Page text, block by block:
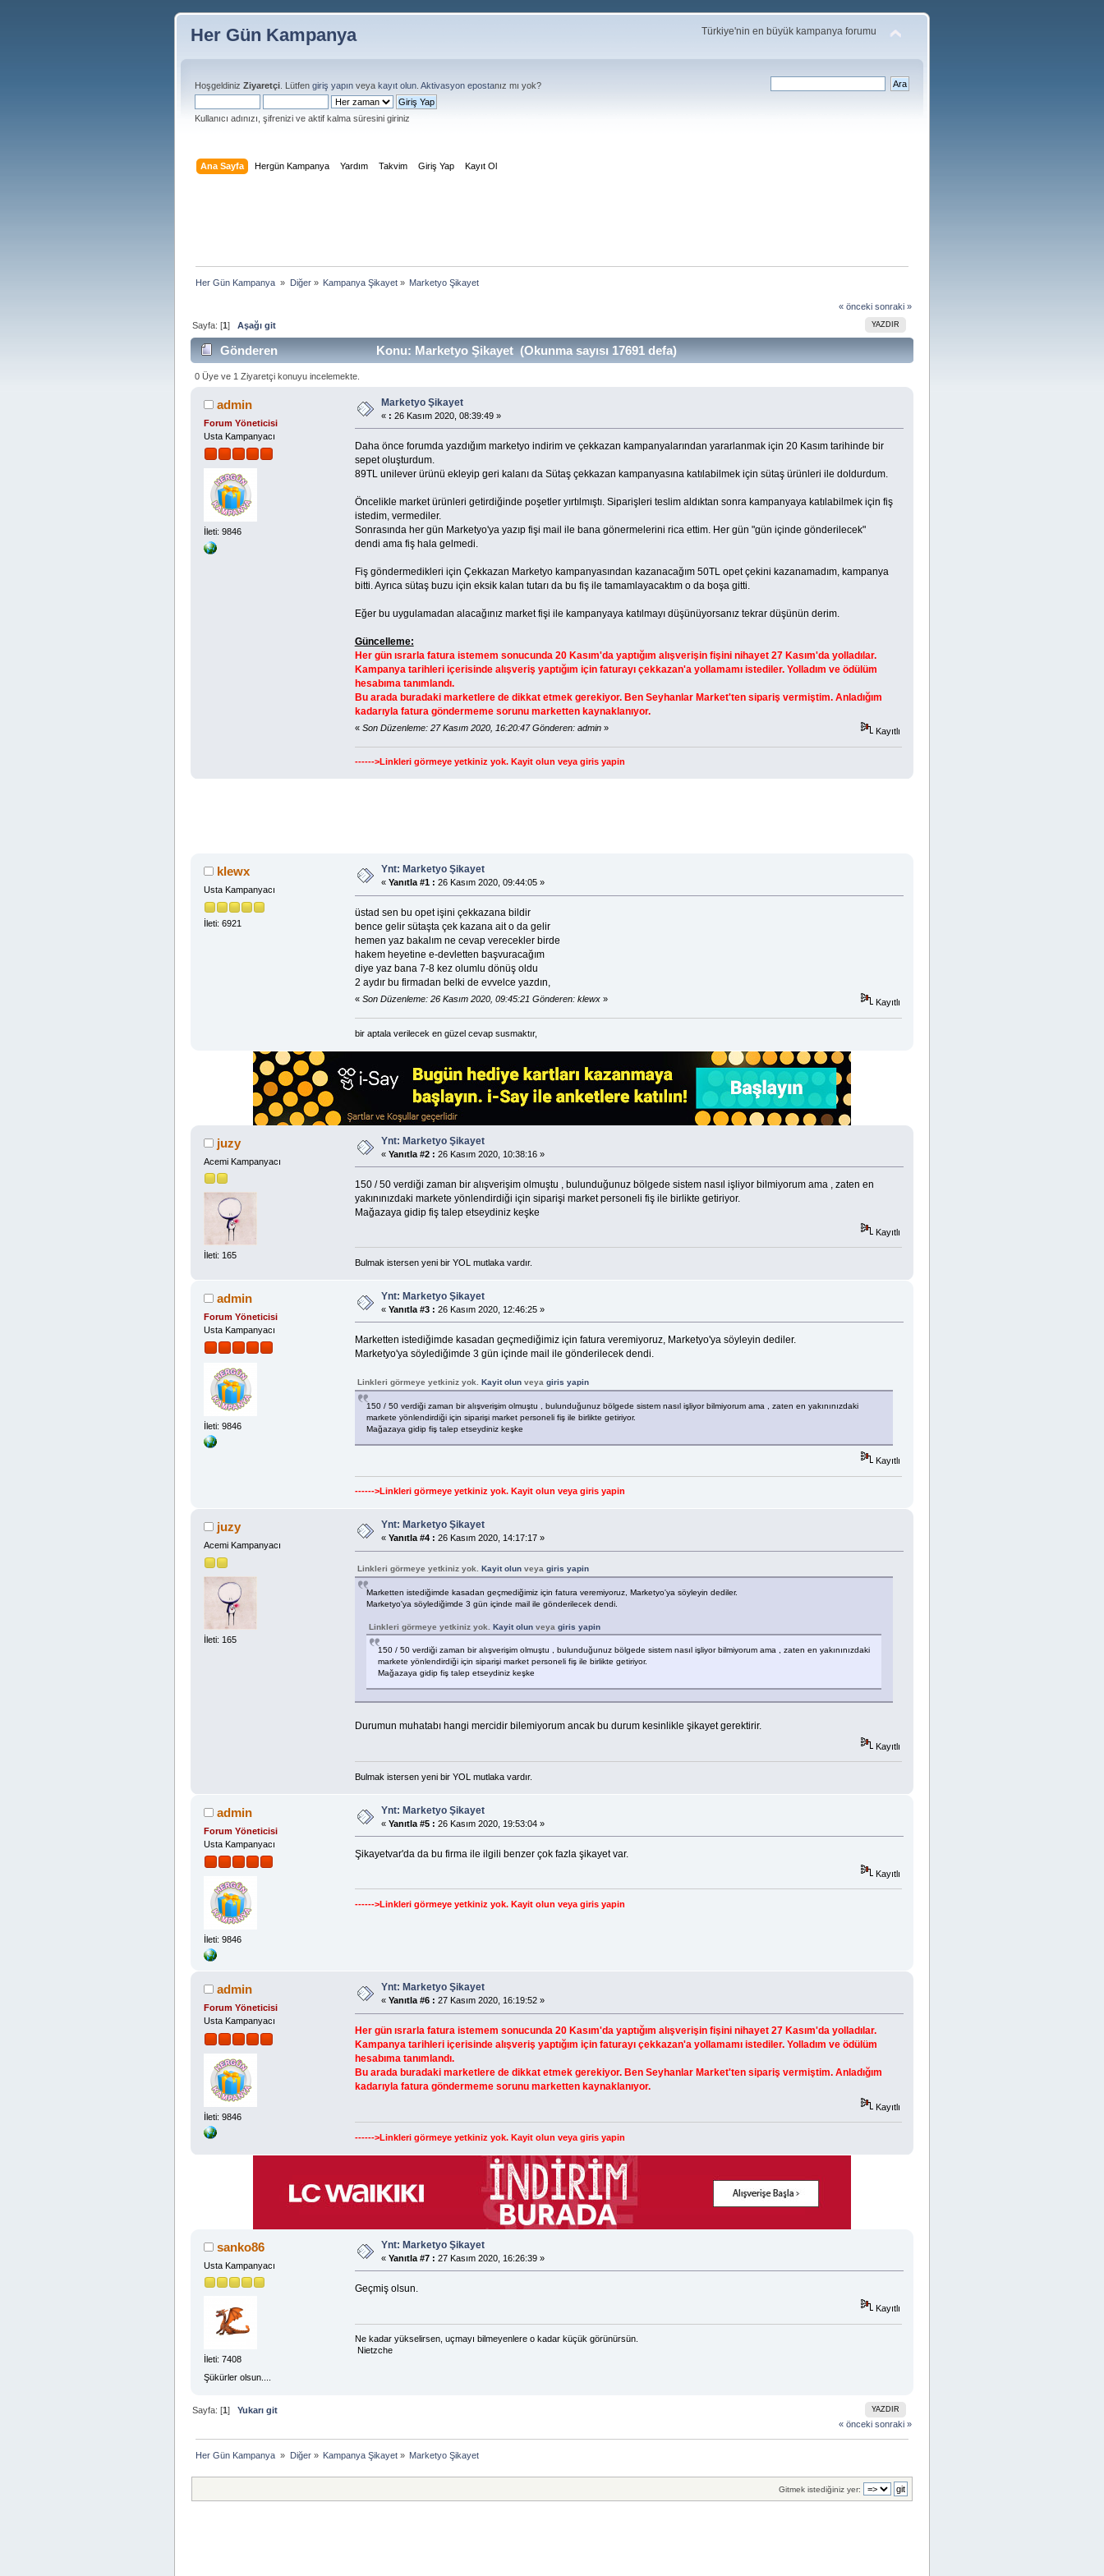
Her Gün Kampanya Türkiye'nin en büyük kampanya forumu
Hoşgeldiniz Ziyaretçi . Lütfen giriş yapın veya kayıt olun Aktivasyon epostanız mı yok?
Kullanıcı adınızı, şifrenizi ve aktif kalma süresini giriniz
Ana Sayfa Hergün Kampanya Yardım Takvim Giriş Yap Kayıt Ol
Her Gün Kampanya » Diğer» Kampanya Şikayet» Marketyo Şikayet
« önceki sonraki »
YAZDIR
Sayfa: [1]Aşağı git
Gönderen Konu: Marketyo Şikayet (Okunma sayısı 17691 defa)
0 Üye ve 1 Ziyaretçi konuyu incelemekte.
admin
Forum Yöneticisi
Usta Kampanyacı
İleti: 9846
Marketyo Şikayet
« : 26 Kasım 2020, 08:39:49 »
Daha önce forumda yazdığım marketyo indirim ve çekkazan kampanyalarından yararlanmak için 20 Kasım tarihinde bir
sepet oluşturdum.
89TL unilever ürünü ekleyip geri kalanı da Sütaş çekkazan kampanyasına katılabilmek için sütaş ürünleri ile doldurdum.
Öncelikle market ürünleri getirdiğinde poşetler yırtılmıştı. Siparişleri teslim aldıktan sonra kampanyaya katılabilmek için fiş
istedim, vermediler.
Sonrasında her gün Marketyo'ya yazıp fişi mail ile bana gönermelerini rica ettim. Her gün "gün içinde gönderilecek"
dendi ama fiş hala gelmedi.
Fiş göndermedikleri için Çekkazan Marketyo kampanyasından kazanacağım 50TL opet çekini kazanamadım, kampanya
bitti. Ayrıca sütaş buzu için eksik kalan tutarı da bu fiş ile tamamlayacaktım o da boşa gitti.
Eğer bu uygulamadan alacağınız market fişi ile kampanyaya katılmayı düşünüyorsanız tekrar düşünün derim.
Güncelleme:
Her gün ısrarla fatura istemem sonucunda 20 Kasım'da yaptığım alışverişin fişini nihayet 27 Kasım'da yolladılar.
Kampanya tarihleri içerisinde alışveriş yaptığım için faturayı çekkazan'a yollamamı istediler. Yolladım ve ödülüm
hesabıma tanımlandı.
Bu arada buradaki marketlere de dikkat etmek gerekiyor. Ben Seyhanlar Market'ten sipariş vermiştim. Anladığım
kadarıyla fatura göndermeme sorunu marketten kaynaklanıyor.
« Son Düzenleme: 27 Kasım 2020, 16:20:47 Gönderen: admin» Kayıtlı
------>Linkleri görmeye yetkiniz yok. Kayit olun veya giris yapin
klewx
Usta Kampanyacı
İleti: 6921
Ynt: Marketyo Şikayet
« Yanıtla #1 : 26 Kasım 2020, 09:44:05 »
üstad sen bu opet işini çekkazana bildir
bence gelir sütaşta çek kazana ait o da gelir
hemen yaz bakalım ne cevap verecekler birde
hakem heyetine e-devletten başvuracağım
diye yaz bana 7-8 kez olumlu dönüş oldu
2 aydır bu firmadan belki de evvelce yazdın,
« Son Düzenleme: 26 Kasım 2020, 09:45:21 Gönderen: klewx» Kayıtlı
bir aptala verilecek en güzel cevap susmaktır,
juzy
Acemi Kampanyacı
İleti: 165
Ynt: Marketyo Şikayet
« Yanıtla #2 : 26 Kasım 2020, 10:38:16 »
150 / 50 verdiği zaman bir alışverişim olmuştu , bulunduğunuz bölgede sistem nasıl işliyor bilmiyorum ama , zaten en
yakınınızdaki markete yönlendirdiği için siparişi market personeli fiş ile birlikte getiriyor.
Mağazaya gidip fiş talep etseydiniz keşke
Kayıtlı
Bulmak istersen yeni bir YOL mutlaka vardır.
admin
Forum Yöneticisi
Usta Kampanyacı
İleti: 9846
Ynt: Marketyo Şikayet
« Yanıtla #3 : 26 Kasım 2020, 12:46:25 »
Marketten istediğimde kasadan geçmediğimiz için fatura veremiyoruz, Marketyo'ya söyleyin dediler.
Marketyo'ya söylediğimde 3 gün içinde mail ile gönderilecek dendi.
Linkleri görmeye yetkiniz yok. Kayit olunveya giris yapin
150 / 50 verdiği zaman bir alışverişim olmuştu , bulunduğunuz bölgede sistem nasıl işliyor bilmiyorum ama , zaten en yakınınızdaki
markete yönlendirdiği için siparişi market personeli fiş ile birlikte getiriyor.
Mağazaya gidip fiş talep etseydiniz keşke
Kayıtlı
------>Linkleri görmeye yetkiniz yok. Kayit olun veya giris yapin
juzy
Acemi Kampanyacı
İleti: 165
Ynt: Marketyo Şikayet
« Yanıtla #4 : 26 Kasım 2020, 14:17:17 »
Linkleri görmeye yetkiniz yok. Kayit olunveya giris yapin
Marketten istediğimde kasadan geçmediğimiz için fatura veremiyoruz, Marketyo'ya söyleyin dediler.
Marketyo'ya söylediğimde 3 gün içinde mail ile gönderilecek dendi.
Linkleri görmeye yetkiniz yok. Kayit olunveya giris yapin
150 / 50 verdiği zaman bir alışverişim olmuştu , bulunduğunuz bölgede sistem nasıl işliyor bilmiyorum ama , zaten en yakınınızdaki
markete yönlendirdiği için siparişi market personeli fiş ile birlikte getiriyor.
Mağazaya gidip fiş talep etseydiniz keşke
Durumun muhatabı hangi mercidir bilemiyorum ancak bu durum kesinlikle şikayet gerektirir.
Kayıtlı
Bulmak istersen yeni bir YOL mutlaka vardır.
admin
Forum Yöneticisi
Usta Kampanyacı
İleti: 9846
Ynt: Marketyo Şikayet
« Yanıtla #5 : 26 Kasım 2020, 19:53:04 »
Şikayetvar'da da bu firma ile ilgili benzer çok fazla şikayet var.
Kayıtlı
------>Linkleri görmeye yetkiniz yok. Kayit olun veya giris yapin
admin
Forum Yöneticisi
Usta Kampanyacı
İleti: 9846
Ynt: Marketyo Şikayet
« Yanıtla #6 : 27 Kasım 2020, 16:19:52 »
Her gün ısrarla fatura istemem sonucunda 20 Kasım'da yaptığım alışverişin fişini nihayet 27 Kasım'da yolladılar.
Kampanya tarihleri içerisinde alışveriş yaptığım için faturayı çekkazan'a yollamamı istediler. Yolladım ve ödülüm
hesabıma tanımlandı.
Bu arada buradaki marketlere de dikkat etmek gerekiyor. Ben Seyhanlar Market'ten sipariş vermiştim. Anladığım
kadarıyla fatura göndermeme sorunu marketten kaynaklanıyor.
Kayıtlı
------>Linkleri görmeye yetkiniz yok. Kayit olun veya giris yapin
sanko86
Usta Kampanyacı
İleti: 7408
Şükürler olsun....
Ynt: Marketyo Şikayet
« Yanıtla #7 : 27 Kasım 2020, 16:26:39 »
Geçmiş olsun.
Kayıtlı
Ne kadar yükselirsen, uçmayı bilmeyenlere o kadar küçük görünürsün.
Nietzche
YAZDIR
Sayfa: [1]Yukarı git
« önceki sonraki »
Her Gün Kampanya » Diğer» Kampanya Şikayet» Marketyo Şikayet
Gitmek istediğiniz yer: